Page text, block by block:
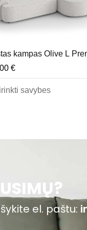
pasirinkimas
kampą tiek
paštuinfo@furniva.lt
kampas Olive L
€
savybes
el. paštu: